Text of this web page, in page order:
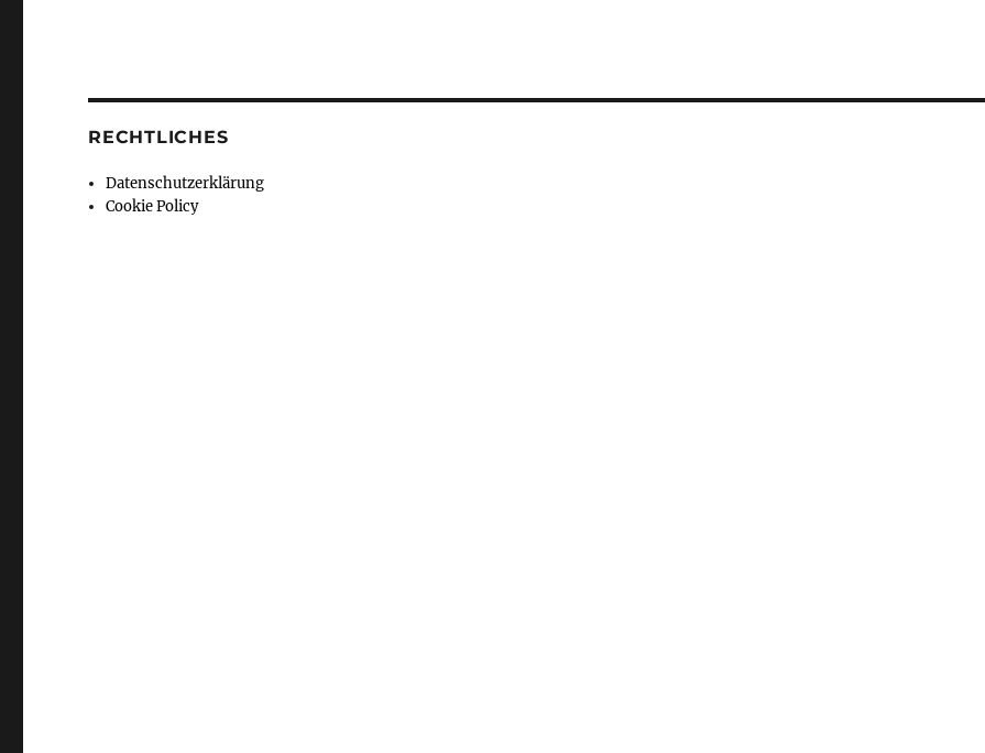
RECHTLICHES
Datenschutzerklärung
Cookie Policy